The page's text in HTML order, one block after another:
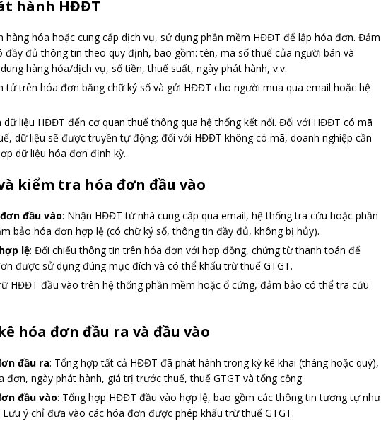
hành HĐĐT
hàng hóa hoặc cung cấp dịch vụ, sử dụng phần mềm HĐĐT để lập hóa đơn. Đảm
đầy đủ thông tin theo quy định, bao gồm: tên, mã số thuế của người bán và
hàng hóa/dịch vụ, số tiền, thuế suất, ngày phát hành, v.v.
tử trên hóa đơn bằng chữ ký số và gửi HĐĐT cho người mua qua email hoặc hệ
dữ liệu HĐĐT đến cơ quan thuế thông qua hệ thống kết nối. Đối với HĐĐT có mã
dữ liệu sẽ được truyền tự động; đối với HĐĐT không có mã, doanh nghiệp cần
dữ liệu hóa đơn định kỳ.
kiểm tra hóa đơn đầu vào
đầu vào: Nhận HĐĐT từ nhà cung cấp qua email, hệ thống tra cứu hoặc phần
bảo hóa đơn hợp lệ (có chữ ký số, thông tin đầy đủ, không bị hủy).
lệ: Đối chiếu thông tin trên hóa đơn với hợp đồng, chứng từ thanh toán để
được sử dụng đúng mục đích và có thể khấu trừ thuế GTGT.
HĐĐT đầu vào trên hệ thống phần mềm hoặc ổ cứng, đảm bảo có thể tra cứu
hóa đơn đầu ra và đầu vào
đầu ra: Tổng hợp tất cả HĐĐT đã phát hành trong kỳ kê khai (tháng hoặc quý),
đơn, ngày phát hành, giá trị trước thuế, thuế GTGT và tổng cộng.
đầu vào: Tổng hợp HĐĐT đầu vào hợp lệ, bao gồm các thông tin tương tự như
Lưu ý chỉ đưa vào các hóa đơn được phép khấu trừ thuế GTGT.